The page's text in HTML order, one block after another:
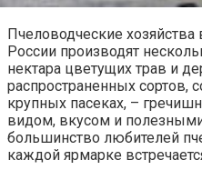
Пчеловодческие хозяйства
России производят
нектара цветущих трав и
распространенных сортов,
крупных пасеках, –
видом, вкусом и
большинство любителей
каждой ярмарке